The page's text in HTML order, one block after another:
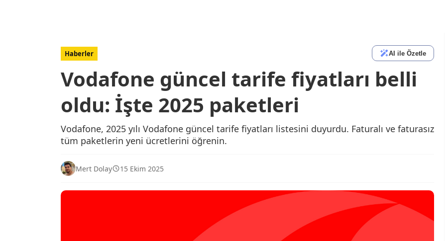
Haberler AI ile Özetle
Vodafone güncel tarife fiyatları belli
oldu: İşte 2025 paketleri
Vodafone, 2025 yılı Vodafone güncel tarife fiyatları listesini duyurdu. Faturalı ve faturasız
tüm paketlerin yeni ücretlerini öğrenin.
Mert Dolay 15 Ekim 2025